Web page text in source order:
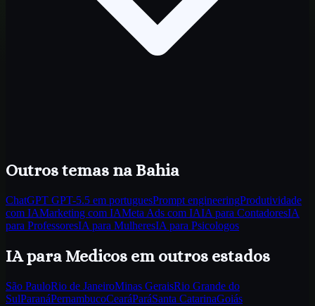
Outros temas na Bahia
ChatGPT GPT-5.5 em portuguesPrompt engineeringProdutividade
com IAMarketing com IAMeta Ads com IAIA para ContadoresIA
para ProfessoresIA para MulheresIA para Psicologos
IA para Medicos em outros estados
São PauloRio de JaneiroMinas GeraisRio Grande do
SulParanáPernambucoCearáParáSanta CatarinaGoiás